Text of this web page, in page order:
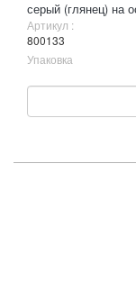
серый (глянец) на
Артикул :
800133
Упаковка